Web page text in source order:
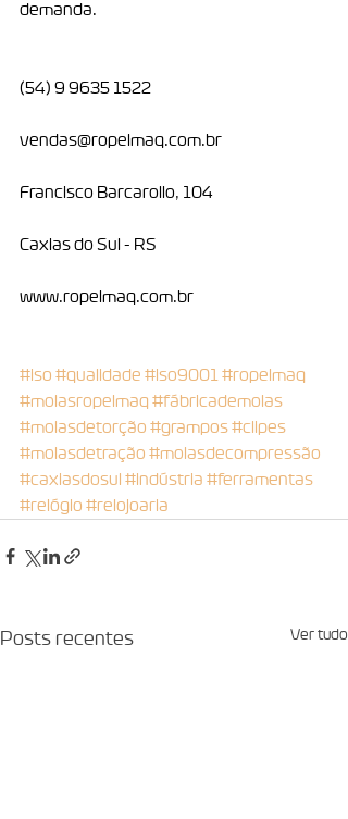
demanda.
(54) 9 9635 1522
vendas@ropelmaq.com.br
Francisco Barcarollo, 104
Caxias do Sul - RS
www.ropelmaq.com.br
#iso #qualidade #iso9001 #ropelmaq
#molasropelmaq #fábricademolas
#molasdetorção #grampos#clipes
#molasdetração #molasdecompressão
#caxiasdosul #indústria #ferramentas
#relógio #relojoaria
Posts recentes Ver tudo